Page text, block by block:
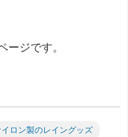
ージです。
ロン製のレイングッズ